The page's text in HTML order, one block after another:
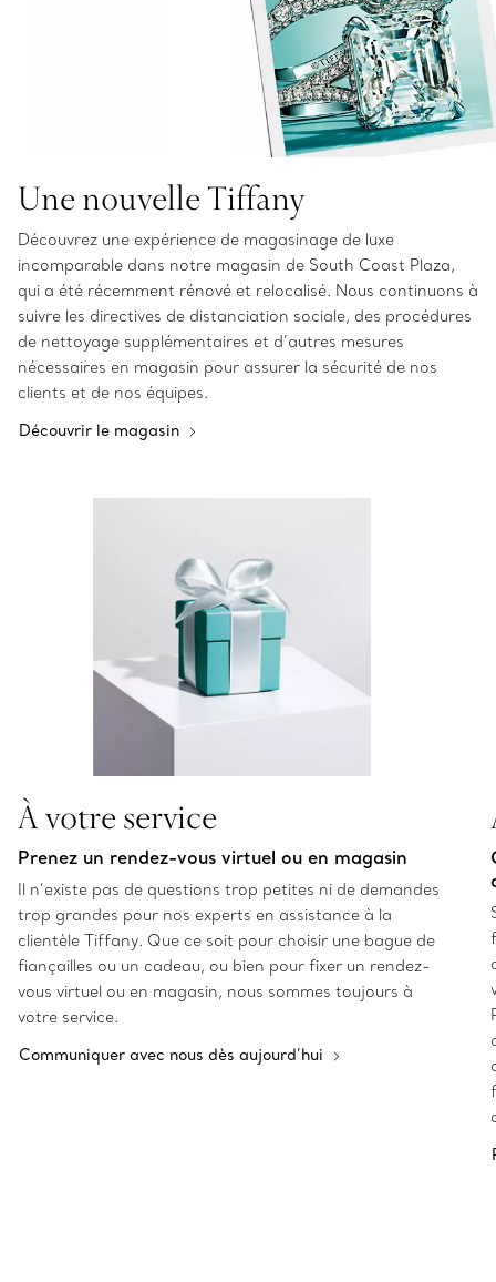
Une nouvelle Tiffany
Découvrez une expérience de magasinage de luxe
incomparable dans notre magasin de South Coast Plaza,
qui a été récemment rénové et relocalisé. Nous continuons à
suivre les directives de distanciation sociale, des procédures
de nettoyage supplémentaires et d’autres mesures
nécessaires en magasin pour assurer la sécurité de nos
clients et de nos équipes.
Découvrir le magasin
À votre service
Prenez un rendez-vous virtuel ou en magasin
Il n’existe pas de questions trop petites ni de demandes
trop grandes pour nos experts en assistance à la
clientèle Tiffany. Que ce soit pour choisir une bague de
fiançailles ou un cadeau, ou bien pour fixer un rendez-
vous virtuel ou en magasin, nous sommes toujours à
votre service.
Communiquer avec nous dès aujourd’hui